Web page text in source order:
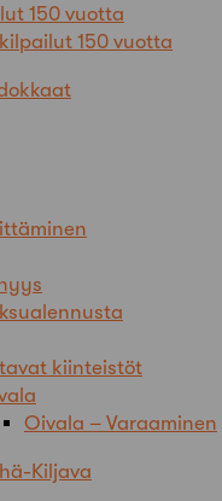
150 vuotta
150 vuotta
kiinteistöt
Oivala – Varaaminen
Kiljava